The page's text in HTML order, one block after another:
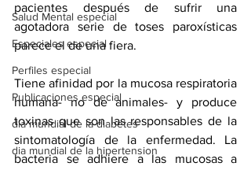
Salud Mental especial
Especiales especial
Perfiles especial
Publicaciones especial
dia mundial de la diabetes
dia mundial de la hipertension
pacientes después de sufrir una
agotadora serie de toses paroxísticas
parece el de una fiera.
Tiene afinidad por la mucosa respiratoria
humana- no de animales- y produce
toxinas que son las responsables de la
sintomatología de la enfermedad. La
bacteria se adhiere a las mucosas a